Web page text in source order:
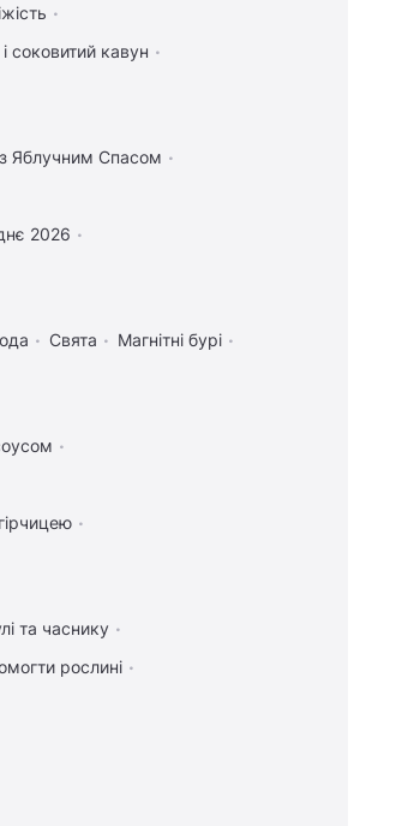
соковитий кавун
з Яблучним Спасом
2026
Свята
Магнітні бурі
та часнику
рослині